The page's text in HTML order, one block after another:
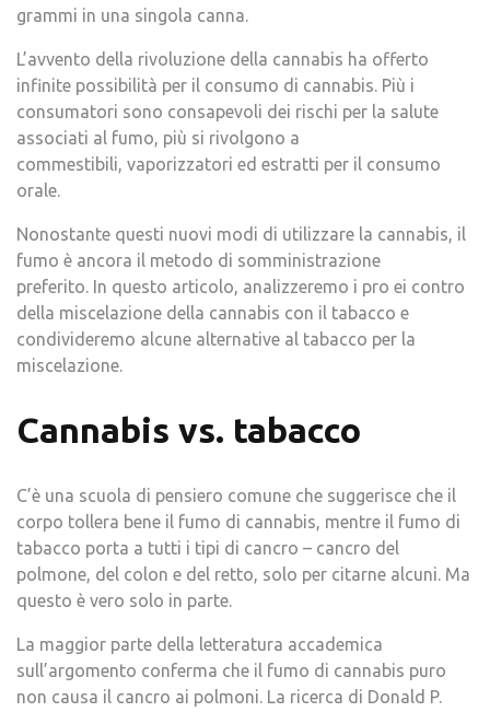
grammi in una singola canna.
L’avvento della rivoluzione della cannabis ha offerto
infinite possibilità per il consumo di cannabis. Più i
consumatori sono consapevoli dei rischi per la salute
associati al fumo, più si rivolgono a
commestibili, vaporizzatori ed estratti per il consumo
orale.
Nonostante questi nuovi modi di utilizzare la cannabis, il
fumo è ancora il metodo di somministrazione
preferito. In questo articolo, analizzeremo i pro ei contro
della miscelazione della cannabis con il tabacco e
condivideremo alcune alternative al tabacco per la
miscelazione.
Cannabis vs. tabacco
C’è una scuola di pensiero comune che suggerisce che il
corpo tollera bene il fumo di cannabis, mentre il fumo di
tabacco porta a tutti i tipi di cancro – cancro del
polmone, del colon e del retto, solo per citarne alcuni. Ma
questo è vero solo in parte.
La maggior parte della letteratura accademica
sull’argomento conferma che il fumo di cannabis puro
non causa il cancro ai polmoni. La ricerca di Donald P.